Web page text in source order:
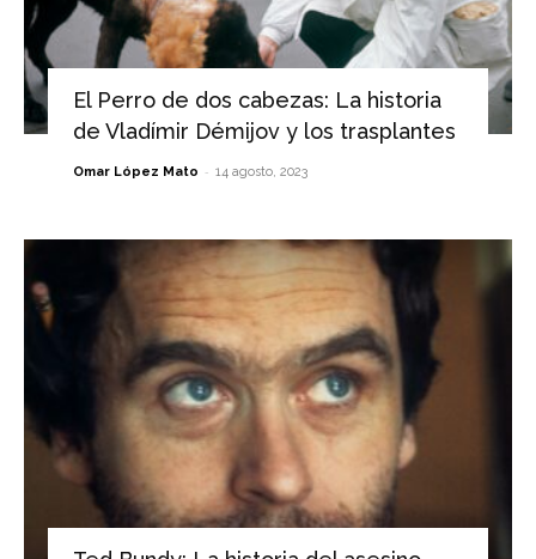
El Perro de dos cabezas: La historia
de Vladímir Démijov y los trasplantes
Omar López Mato - 14 agosto, 2023